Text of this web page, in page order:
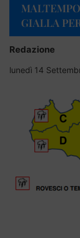
GIALLA
Redazione
lunedì 14